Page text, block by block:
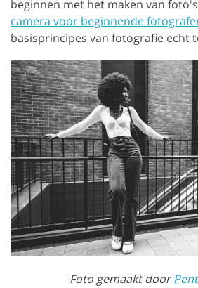
beginnen met het maken van
camera voor beginnende
basisprincipes van fotografie echt
Foto gemaakt door